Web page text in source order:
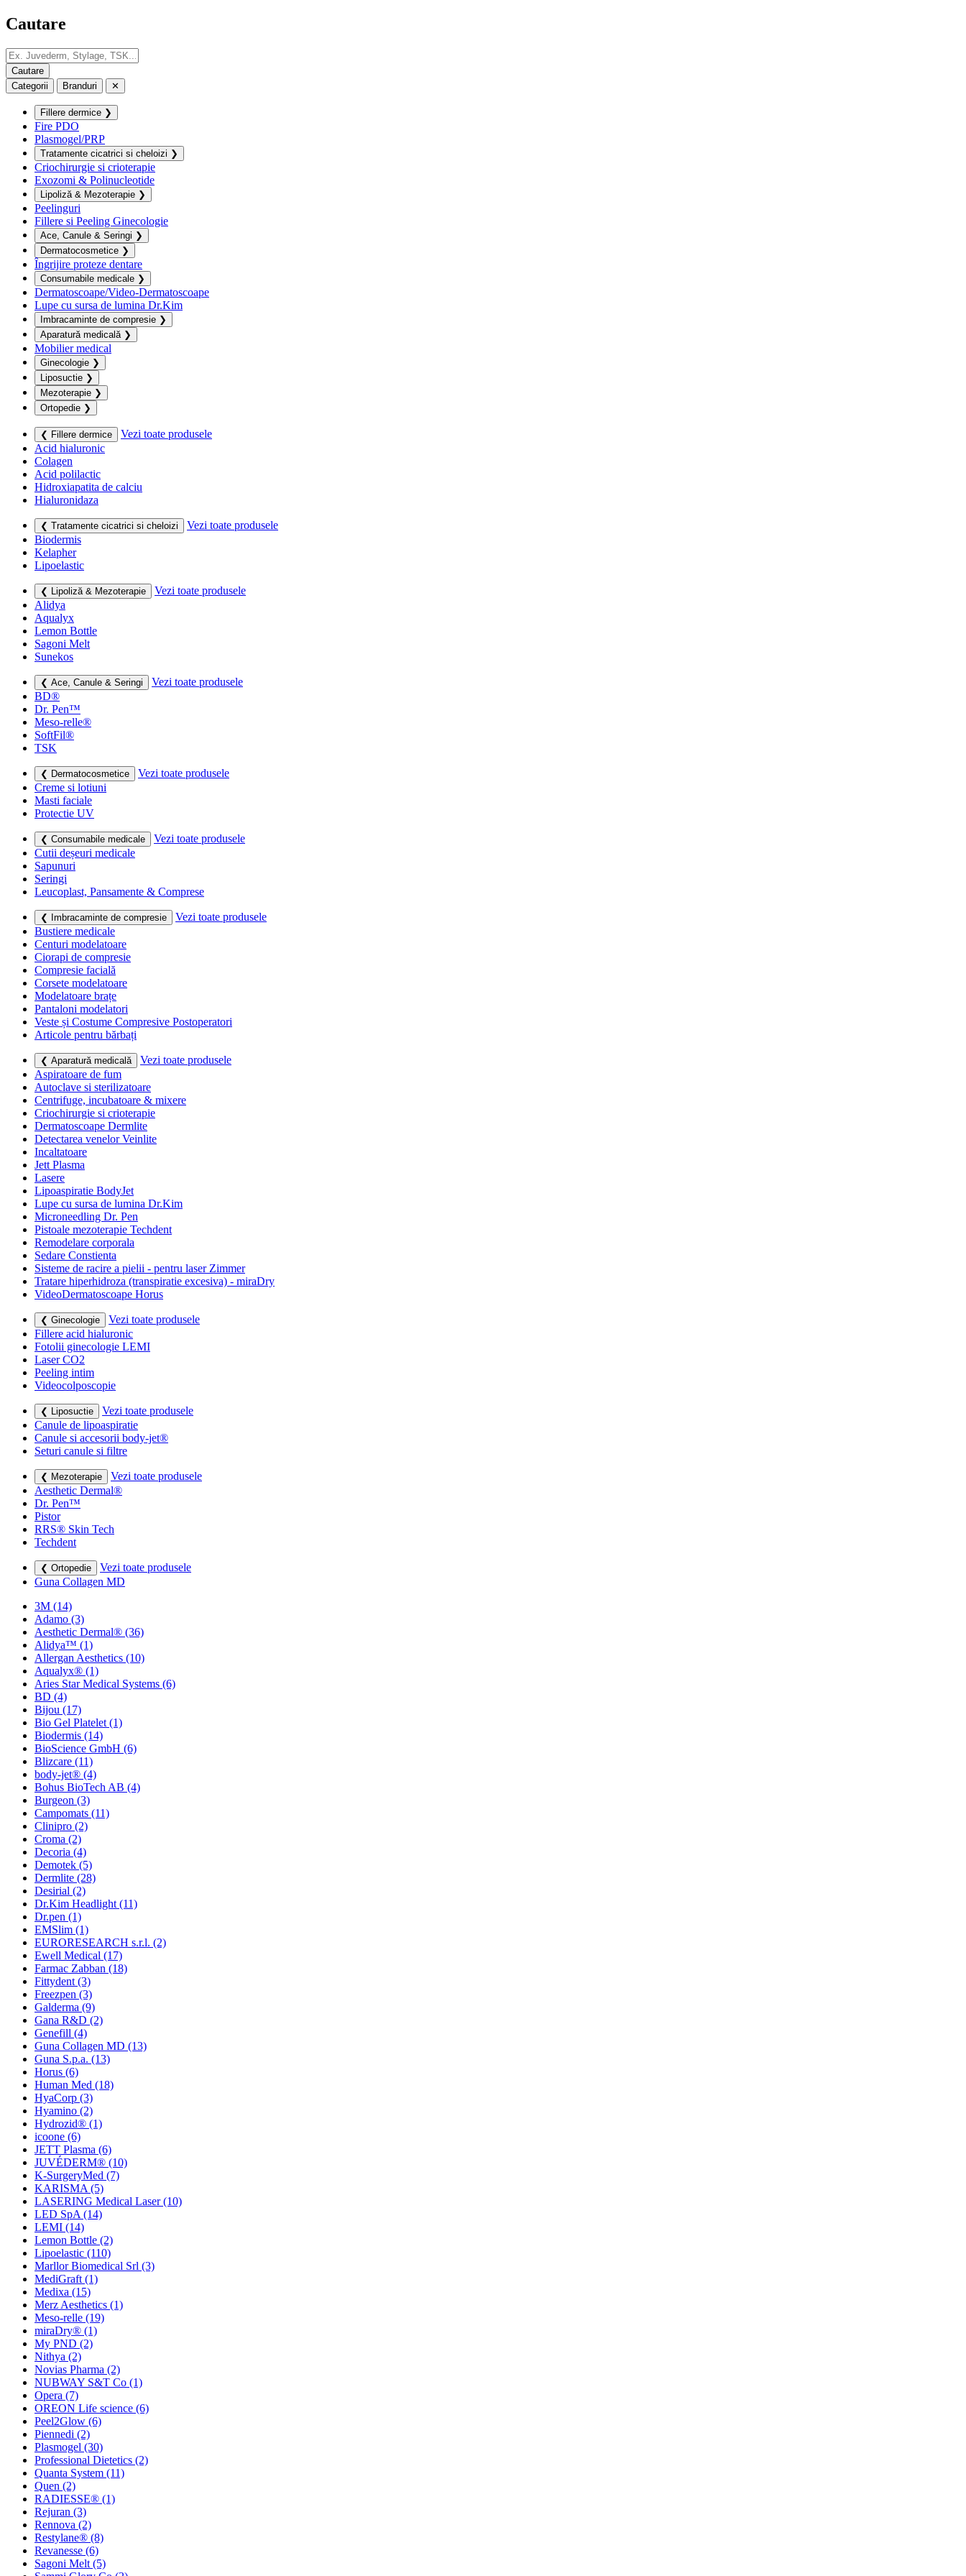
Cautare
Categorii Branduri ✕
Fillere dermice ❯
Fire PDO
Plasmogel/PRP
Tratamente cicatrici si cheloizi ❯
Criochirurgie si crioterapie
Exozomi & Polinucleotide
Lipoliză & Mezoterapie ❯
Peelinguri
Fillere si Peeling Ginecologie
Ace, Canule & Seringi ❯
Dermatocosmetice ❯
Îngrijire proteze dentare
Consumabile medicale ❯
Dermatoscoape/Video-Dermatoscoape
Lupe cu sursa de lumina Dr.Kim
Imbracaminte de compresie ❯
Aparatură medicală ❯
Mobilier medical
Ginecologie ❯
Liposuctie ❯
Mezoterapie ❯
Ortopedie ❯
❮ Fillere dermice
Vezi toate produsele
Acid hialuronic
Colagen
Acid polilactic
Hidroxiapatita de calciu
Hialuronidaza
❮ Tratamente cicatrici si cheloizi
Vezi toate produsele
Biodermis
Kelapher
Lipoelastic
❮ Lipoliză & Mezoterapie
Vezi toate produsele
Alidya
Aqualyx
Lemon Bottle
Sagoni Melt
Sunekos
❮ Ace, Canule & Seringi
Vezi toate produsele
BD®
Dr. Pen™
Meso-relle®
SoftFil®
TSK
❮ Dermatocosmetice
Vezi toate produsele
Creme si lotiuni
Masti faciale
Protectie UV
❮ Consumabile medicale
Vezi toate produsele
Cutii deșeuri medicale
Sapunuri
Seringi
Leucoplast, Pansamente & Comprese
❮ Imbracaminte de compresie
Vezi toate produsele
Bustiere medicale
Centuri modelatoare
Ciorapi de compresie
Compresie facială
Corsete modelatoare
Modelatoare brațe
Pantaloni modelatori
Veste și Costume Compresive Postoperatori
Articole pentru bărbați
❮ Aparatură medicală
Vezi toate produsele
Aspiratoare de fum
Autoclave si sterilizatoare
Centrifuge, incubatoare & mixere
Criochirurgie si crioterapie
Dermatoscoape Dermlite
Detectarea venelor Veinlite
Incaltatoare
Jett Plasma
Lasere
Lipoaspiratie BodyJet
Lupe cu sursa de lumina Dr.Kim
Microneedling Dr. Pen
Pistoale mezoterapie Techdent
Remodelare corporala
Sedare Constienta
Sisteme de racire a pielii - pentru laser Zimmer
Tratare hiperhidroza (transpiratie excesiva) - miraDry
VideoDermatoscoape Horus
❮ Ginecologie
Vezi toate produsele
Fillere acid hialuronic
Fotolii ginecologie LEMI
Laser CO2
Peeling intim
Videocolposcopie
❮ Liposuctie
Vezi toate produsele
Canule de lipoaspiratie
Canule si accesorii body-jet®
Seturi canule si filtre
❮ Mezoterapie
Vezi toate produsele
Aesthetic Dermal®
Dr. Pen™
Pistor
RRS® Skin Tech
Techdent
❮ Ortopedie
Vezi toate produsele
Guna Collagen MD
3M (14)
Adamo (3)
Aesthetic Dermal® (36)
Alidya™ (1)
Allergan Aesthetics (10)
Aqualyx® (1)
Aries Star Medical Systems (6)
BD (4)
Bijou (17)
Bio Gel Platelet (1)
Biodermis (14)
BioScience GmbH (6)
Blizcare (11)
body-jet® (4)
Bohus BioTech AB (4)
Burgeon (3)
Campomats (11)
Clinipro (2)
Croma (2)
Decoria (4)
Demotek (5)
Dermlite (28)
Desirial (2)
Dr.Kim Headlight (11)
Dr.pen (1)
EMSlim (1)
EURORESEARCH s.r.l. (2)
Ewell Medical (17)
Farmac Zabban (18)
Fittydent (3)
Freezpen (3)
Galderma (9)
Gana R&D (2)
Genefill (4)
Guna Collagen MD (13)
Guna S.p.a. (13)
Horus (6)
Human Med (18)
HyaCorp (3)
Hyamino (2)
Hydrozid® (1)
icoone (6)
JETT Plasma (6)
JUVÉDERM® (10)
K-SurgeryMed (7)
KARISMA (5)
LASERING Medical Laser(10)
LED SpA (14)
LEMI (14)
Lemon Bottle (2)
Lipoelastic (110)
Marllor Biomedical Srl (3)
MediGraft (1)
Medixa (15)
Merz Aesthetics (1)
Meso-relle (19)
miraDry® (1)
My PND (2)
Nithya (2)
Novias Pharma (2)
NUBWAY S&T Co (1)
Opera (7)
OREON Life science (6)
Peel2Glow (6)
Piennedi (2)
Plasmogel (30)
Professional Dietetics (2)
Quanta System (11)
Quen (2)
RADIESSE® (1)
Rejuran (3)
Rennova (2)
Restylane® (8)
Revanesse (6)
Sagoni Melt (5)